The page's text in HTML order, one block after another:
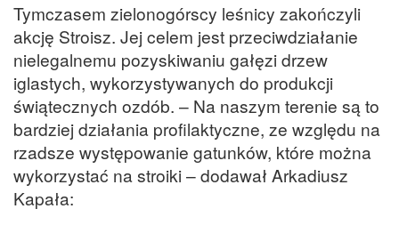
Tymczasem zielonogórscy leśnicy zakończyli
akcję Stroisz. Jej celem jest przeciwdziałanie
nielegalnemu pozyskiwaniu gałęzi drzew
iglastych, wykorzystywanych do produkcji
świątecznych ozdób. – Na naszym terenie są to
bardziej działania profilaktyczne, ze względu na
rzadsze występowanie gatunków, które można
wykorzystać na stroiki – dodawał Arkadiusz
Kapała: